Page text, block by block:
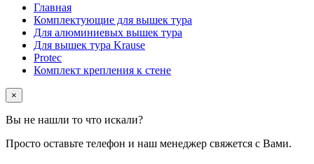
Главная
Комплектующие для вышек тура
Для алюминиевых вышек тура
Для вышек тура Krause
Protec
Комплект крепления к стене
×
Вы не нашли то что искали?
Просто оставьте телефон и наш менеджер свяжется с Вами.